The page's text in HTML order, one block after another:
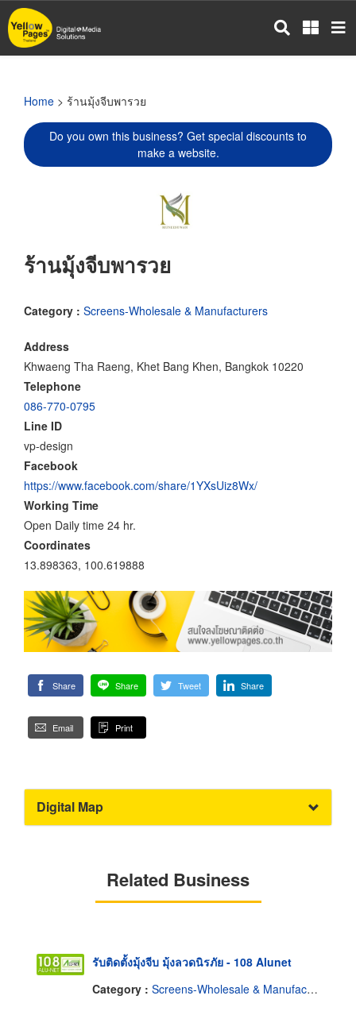
Skip
to
main
Home > ร้านมุ้งจีบพารวย
Do you own this business? Get special discounts to
make a website.
ร้านมุ้งจีบพารวย
Category : Screens-Wholesale & Manufacturers
Address
Khwaeng Tha Raeng, Khet Bang Khen, Bangkok 10220
Telephone
086-770-0795
Line ID
vp-design
Facebook
https://www.facebook.com/share/1YXsUiz8Wx/
Working Time
Open Daily time 24 hr.
Coordinates
13.898363, 100.619888
Share Share Tweet Share
Email Print
Digital Map
Related Business
รับติดตั้งมุ้งจีบ มุ้งลวดนิรภัย - 108 Alunet
Category : Screens-Wholesale & Manufacturers